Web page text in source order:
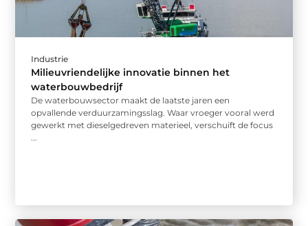
Industrie
Milieuvriendelijke innovatie binnen het
waterbouwbedrijf
De waterbouwsector maakt de laatste jaren een
opvallende verduurzamingsslag. Waar vroeger vooral werd
gewerkt met dieselgedreven materieel, verschuift de focus
...